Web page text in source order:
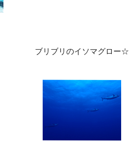
ブリブリのイソマグロー☆